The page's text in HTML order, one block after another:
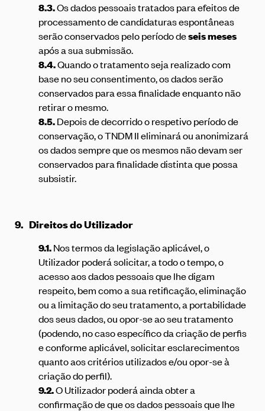
8.3.Os dados pessoais tratados para efeitos de
processamento de candidaturas espontâneas
serão conservados pelo período deseis meses
após a sua submissão.
8.4.Quando o tratamento seja realizado com
base no seu consentimento, os dados serão
conservados para essa finalidade enquanto não
retirar o mesmo.
8.5.Depois de decorrido o respetivo período de
conservação, o TNDM II eliminará ou anonimizará
os dados sempre que os mesmos não devam ser
conservados para finalidade distinta que possa
subsistir.
9. Direitos do Utilizador
9.1.Nos termos da legislação aplicável, o
Utilizador poderá solicitar, a todo o tempo, o
acesso aos dados pessoais que lhe digam
respeito, bem como a sua retificação, eliminação
ou a limitação do seu tratamento, a portabilidade
dos seus dados, ou opor-se ao seu tratamento
(podendo, no caso específico da criação de perfis
e conforme aplicável, solicitar esclarecimentos
quanto aos critérios utilizados e/ou opor-se à
criação do perfil).
9.2.O Utilizador poderá ainda obter a
confirmação de que os dados pessoais que lhe